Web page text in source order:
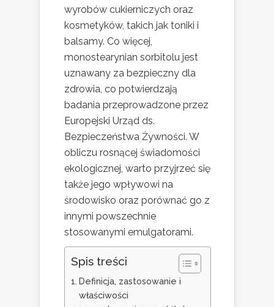
wyrobów cukierniczych oraz
kosmetyków, takich jak toniki i
balsamy. Co więcej,
monostearynian sorbitolu jest
uznawany za bezpieczny dla
zdrowia, co potwierdzają
badania przeprowadzone przez
Europejski Urząd ds.
Bezpieczeństwa Żywności. W
obliczu rosnącej świadomości
ekologicznej, warto przyjrzeć się
także jego wpływowi na
środowisko oraz porównać go z
innymi powszechnie
stosowanymi emulgatorami.
Spis treści
Definicja, zastosowanie i
właściwości